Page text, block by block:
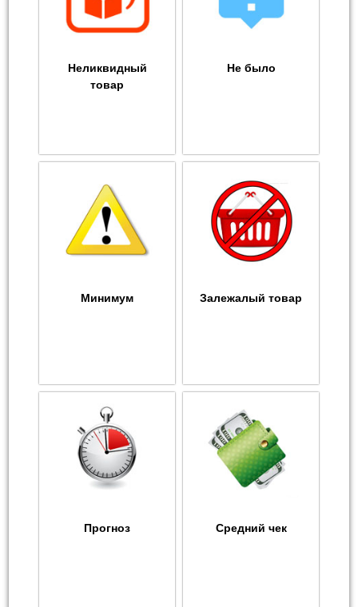
Неликвидный
товар
Не было
Минимум Залежалый товар
Прогноз Средний чек